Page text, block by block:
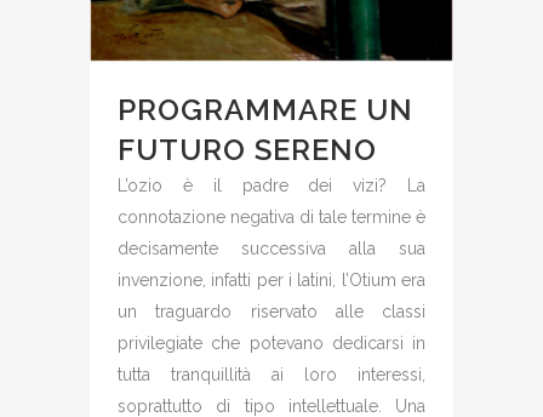
PROGRAMMARE UN
FUTURO SERENO
L’ozio è il padre dei vizi? La
connotazione negativa di tale termine è
decisamente successiva alla sua
invenzione, infatti per i latini, l’Otium era
un traguardo riservato alle classi
privilegiate che potevano dedicarsi in
tutta tranquillità ai loro interessi,
soprattutto di tipo intellettuale. Una